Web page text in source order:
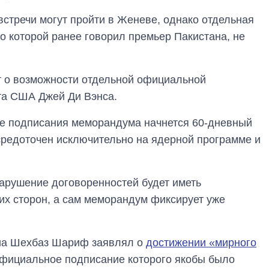
могут пройти в Женеве, однако отдельная
ранее говорил премьер Пакистана, не
возможности отдельной официальной
США Джей Ди Вэнса.
подписания меморандума начнется 60-дневный
исключительно на ядерной программе и
договоренностей будет иметь
сторон, а сам меморандум фиксирует уже
Шехбаз Шариф заявлял о достижении «мирного
подписание которого якобы было